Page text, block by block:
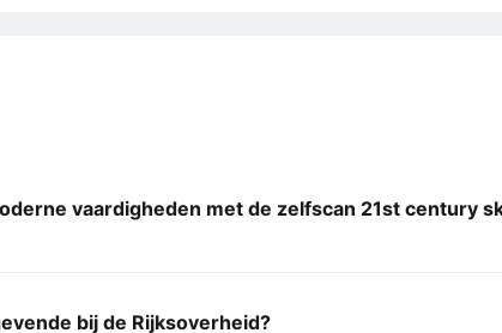
vaardigheden met de zelfscan 21st century
bij de Rijksoverheid?